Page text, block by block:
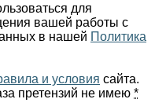
для
вашей работы с
в нашей Политика
и условия сайта.
претензий не имею *